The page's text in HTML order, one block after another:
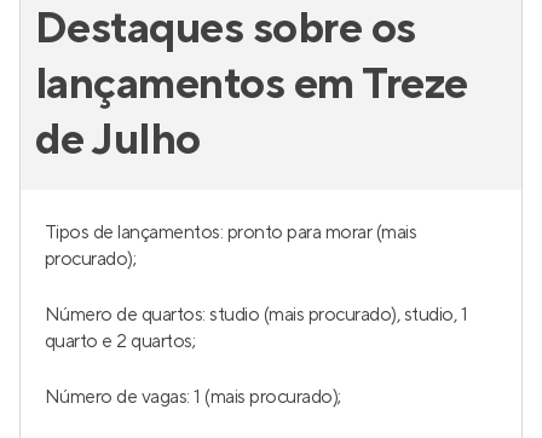
Destaques sobre os
lançamentos em Treze
de Julho
Tipos de lançamentos: pronto para morar (mais
procurado);
Número de quartos: studio (mais procurado), studio, 1
quarto e 2 quartos;
Número de vagas: 1 (mais procurado);